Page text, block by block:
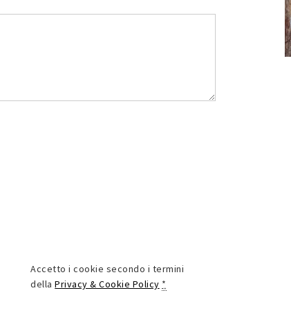
Accetto i cookie secondo i termini
dellaPrivacy & Cookie Policy *